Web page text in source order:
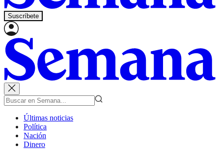
Suscríbete
Últimas noticias
Política
Nación
Dinero